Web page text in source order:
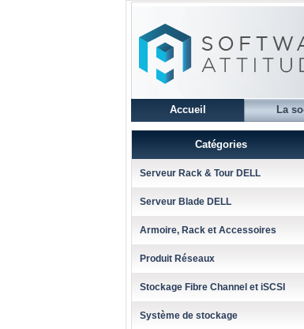
Accueil La
Catégories
Serveur Rack & Tour DELL
Serveur Blade DELL
Armoire, Rack et Accessoires
Produit Réseaux
Stockage Fibre Channel et iSCSI
Système de stockage